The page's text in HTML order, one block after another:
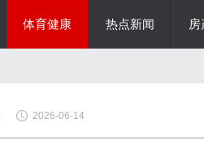
体育健康 热点新闻
2026-06-14